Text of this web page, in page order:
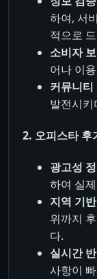
하여, 서
적으로
소비자
어나 이
커뮤니티
발전시키
2. 오피스타 후
광고성
하여 실
지역 기
위까지
다.
실시간
사항이